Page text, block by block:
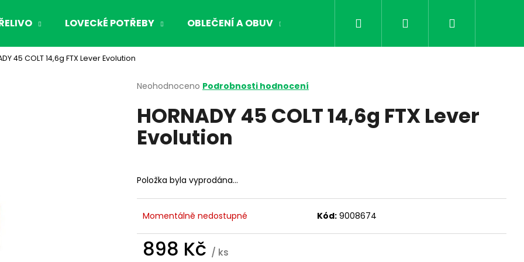
LOVECkÉ POTŘEBY OBLEČENÍ A OBUV NOČNÍ VIDĚNÍPřihlášení
45 COLT 14,6g FTX Lever Evolution
Průměrné
produktu
je
0,0
Neohodnoceno Podrobnosti hodnocení
HORNADY 45 COLT 14,6g FTX Lever
Evolution
Položka byla vyprodána…
Momentálně nedostupné Kód: 9008674
898 Kč / ks
Co potřebujete najít?
HLEDAT